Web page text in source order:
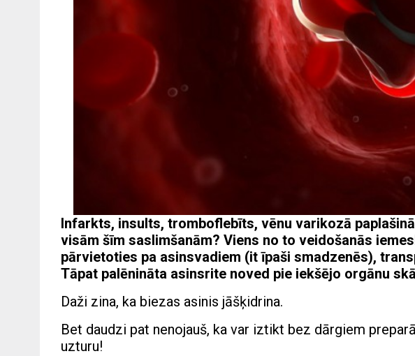
Infarkts, insults, tromboflebīts, vēnu varikozā
visām šīm saslimšanām? Viens no to veidošanās
pārvietoties pa asinsvadiem (it īpaši smadzenēs),
Tāpat palēnināta asinsrite noved pie iekšējo orgānu
Daži zina, ka biezas asinis jāšķidrina.
Bet daudzi pat nenojauš, ka var iztikt bez dārgiem
uzturu!